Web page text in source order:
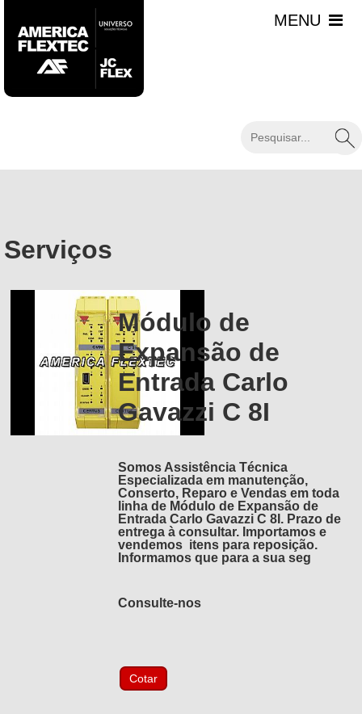
Serviços
Módulo de
Expansão de
Entrada Carlo
Gavazzi C 8I
Somos Assistência Técnica
Especializada em manutenção,
Conserto, Reparo e Vendas em toda
linha de Módulo de Expansão de
Entrada Carlo Gavazzi C 8I. Prazo de
entrega à consultar. Importamos e
vendemos itens para reposição.
Informamos que para a sua seg
Consulte-nos